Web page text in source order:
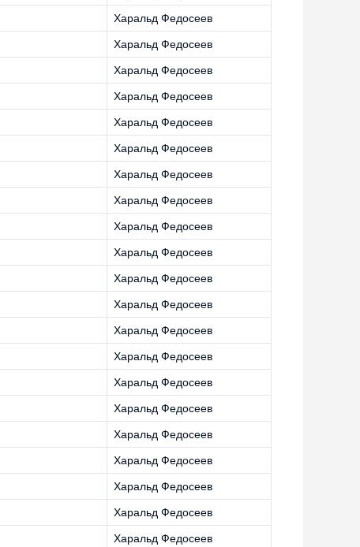
Харальд Федосеев
Харальд Федосеев
Харальд Федосеев
Харальд Федосеев
Харальд Федосеев
Харальд Федосеев
Харальд Федосеев
Харальд Федосеев
Харальд Федосеев
Харальд Федосеев
Харальд Федосеев
Харальд Федосеев
Харальд Федосеев
Харальд Федосеев
Харальд Федосеев
Харальд Федосеев
Харальд Федосеев
Харальд Федосеев
Харальд Федосеев
Харальд Федосеев
Харальд Федосеев